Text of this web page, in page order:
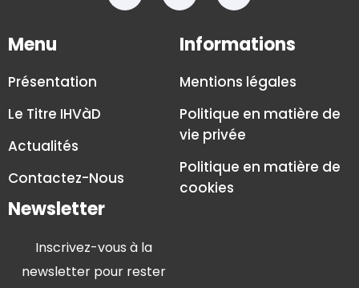
Menu
Présentation
Le Titre IHVàD
Actualités
Contactez-Nous
Informations
Mentions légales
Politique en matière de
vie privée
Politique en matière de
cookies
Newsletter
Inscrivez-vous à la
newsletter pour rester